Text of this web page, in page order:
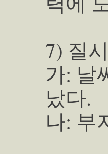
7) 질
가: 날
났다.
나: 부